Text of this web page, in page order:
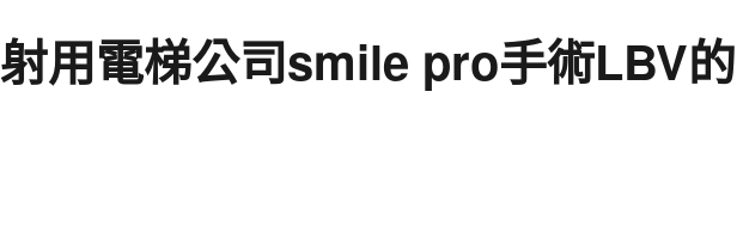
用電梯公司smile pro手術LBV的